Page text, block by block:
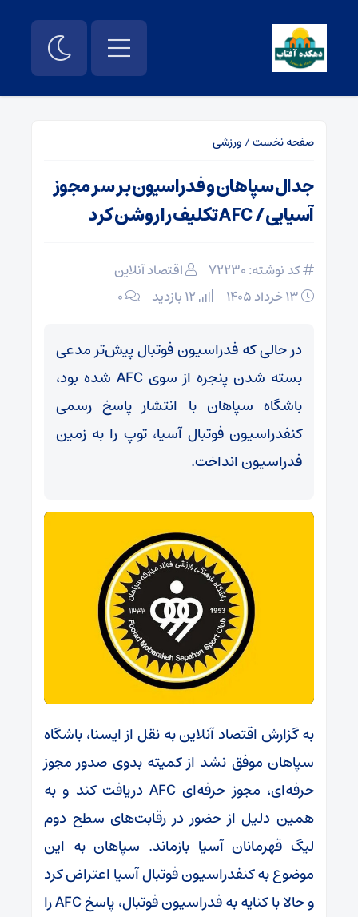
صفحه نخست/ ورزشی
جدال سپاهان و فدراسیون بر سر مجوز
آسیایی / AFC تکلیف را روشن کرد
کد نوشته: 72230
اقتصاد آنلاین
۰
در حالی که فدراسیون فوتبال پیش‌تر مدعی
بسته شدن پنجره از سوی AFC شده بود،
باشگاه سپاهان با انتشار پاسخ رسمی
کنفدراسیون فوتبال آسیا، توپ را به زمین
فدراسیون انداخت.
به گزارش اقتصاد آنلاین به نقل از ایسنا، باشگاه
سپاهان موفق نشد از کمیته بدوی صدور مجوز
حرفه‌ای، مجوز حرفه‌ای AFC دریافت کند و به
همین دلیل از حضور در رقابت‌های سطح دوم
لیگ قهرمانان آسیا بازماند. سپاهان به این
موضوع به کنفدراسیون فوتبال آسیا اعتراض کرد
و حالا با کنایه به فدراسیون فوتبال، پاسخ AFC را